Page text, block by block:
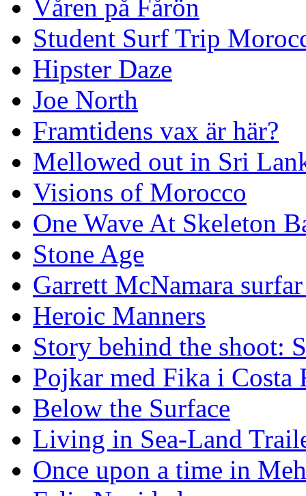
Våren på Fårön
Student Surf Trip
Hipster Daze
Joe North
Framtidens vax är här?
Mellowed out in Sri
Visions of Morocco
One Wave At Skeleton
Stone Age
Garrett McNamara
Heroic Manners
Story behind the shoot:
Pojkar med Fika i Costa
Below the Surface
Living in Sea-Land
Once upon a time in